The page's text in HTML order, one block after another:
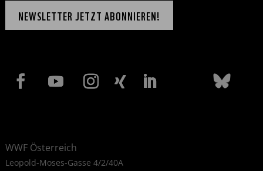
NEWSLETTER JETZT ABONNIEREN!
WWF Österreich
Leopold-Moses-Gasse 4/2/40A